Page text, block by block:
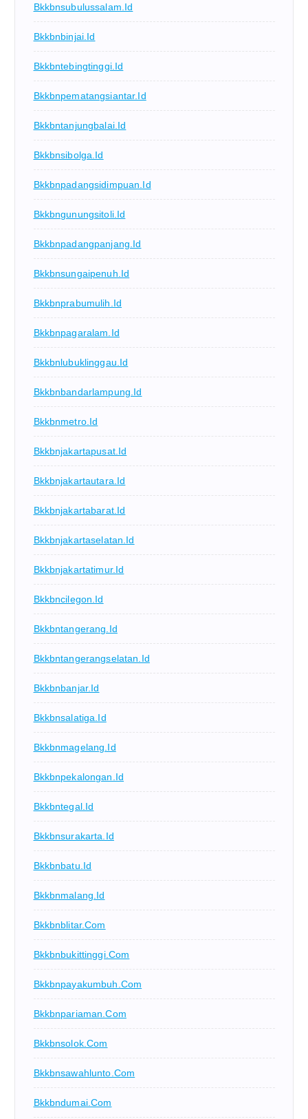
Bkkbnsubulussalam.id
Bkkbnbinjai.id
Bkkbntebingtinggi.id
Bkkbnpematangsiantar.id
Bkkbntanjungbalai.id
Bkkbnsibolga.id
Bkkbnpadangsidimpuan.id
Bkkbngunungsitoli.id
Bkkbnpadangpanjang.id
Bkkbnsungaipenuh.id
Bkkbnprabumulih.id
Bkkbnpagaralam.id
Bkkbnlubuklinggau.id
Bkkbnbandarlampung.id
Bkkbnmetro.id
Bkkbnjakartapusat.id
Bkkbnjakartautara.id
Bkkbnjakartabarat.id
Bkkbnjakartaselatan.id
Bkkbnjakartatimur.id
Bkkbncilegon.id
Bkkbntangerang.id
Bkkbntangerangselatan.id
Bkkbnbanjar.id
Bkkbnsalatiga.id
Bkkbnmagelang.id
Bkkbnpekalongan.id
Bkkbntegal.id
Bkkbnsurakarta.id
Bkkbnbatu.id
Bkkbnmalang.id
Bkkbnblitar.com
Bkkbnbukittinggi.com
Bkkbnpayakumbuh.com
Bkkbnpariaman.com
Bkkbnsolok.com
Bkkbnsawahlunto.com
Bkkbndumai.com